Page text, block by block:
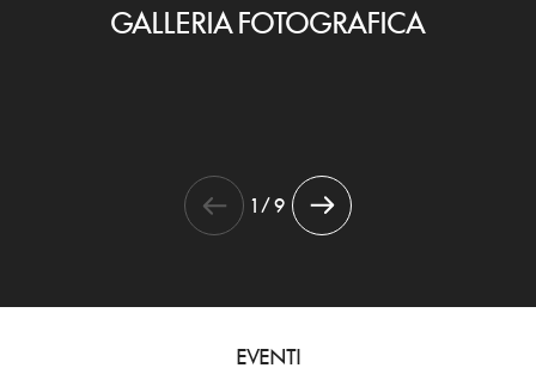
GALLERIA FOTOGRAFICA
1 / 9
EVENTI